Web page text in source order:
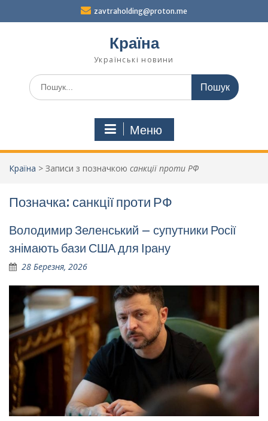
zavtraholding@proton.me
Країна
Українські новини
Шукати:
Меню
Країна > Записи з позначкою санкції проти РФ
Позначка: санкції проти РФ
Володимир Зеленський – супутники Росії
знімають бази США для Ірану
28 Березня, 2026